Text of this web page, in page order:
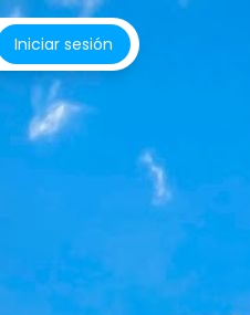
Iniciar sesión